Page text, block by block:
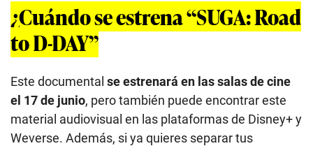
¿Cuándo se estrena “SUGA: Road
to D-DAY”
Este documental se estrenará en las salas de cine
el 17 de junio, pero también puede encontrar este
material audiovisual en las plataformas de Disney+ y
Weverse. Además, si ya quieres separar tus